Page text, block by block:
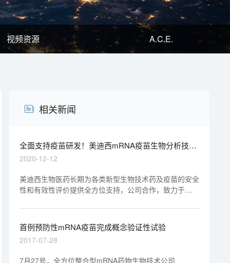
视频资源 A.C.E.
相关新闻
全面支持疫苗研发！美迪西mRNA疫苗生物分析技术
平台
2020-12-12
美迪西生物医药长期为各类新型生物技术药及疫苗的安全
性和有效性评价提供全方位支持，公司合作，致力于
作，积累了丰富的经验，建立健全了新型mRNA疫苗的相
关生物分析技术平台。
首例预防性mRNA疫苗完成概念验证性试验
2017-07-28
7月27号，全方位整合型mRNA药物生物技术公司